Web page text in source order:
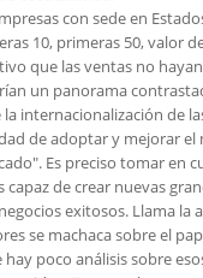
con sede en
10, primeras 50, valor
que las ventas no
un panorama
internacionalización de
de adoptar y mejorar
Es preciso tomar en
capaz de crear nuevas
exitosos. Llama la
se machaca sobre el
poco análisis sobre